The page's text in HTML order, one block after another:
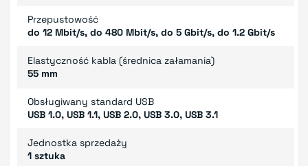
Przepustowość
do 12 Mbit/s, do 480 Mbit/s, do 5 Gbit/s, do 1.2 Gbit/s
Elastyczność kabla (średnica załamania)
55 mm
Obsługiwany standard USB
USB 1.0, USB 1.1, USB 2.0, USB 3.0, USB 3.1
Jednostka sprzedaży
1 sztuka